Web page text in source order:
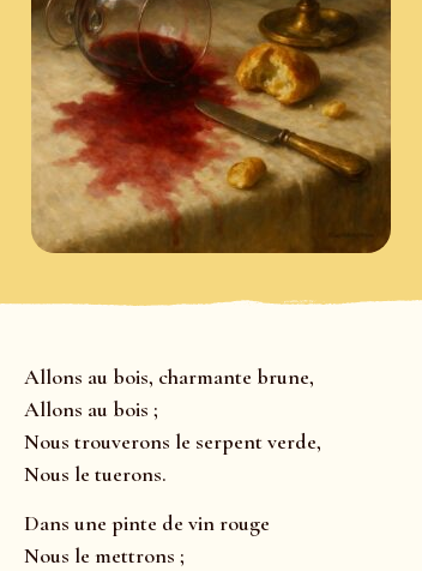
Allons au bois, charmante brune,
Allons au bois ;
Nous trouverons le serpent verde,
Nous le tuerons.
Dans une pinte de vin rouge
Nous le mettrons ;